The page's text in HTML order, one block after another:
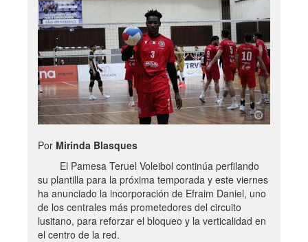
Por Mirinda Blasques
El Pamesa Teruel Voleibol continúa perfilando
su plantilla para la próxima temporada y este viernes
ha anunciado la incorporación de Efraim Daniel, uno
de los centrales más prometedores del circuito
lusitano, para reforzar el bloqueo y la verticalidad en
el centro de la red.